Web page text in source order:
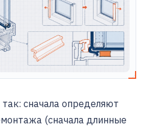
сначала определяют
(сначала длинные